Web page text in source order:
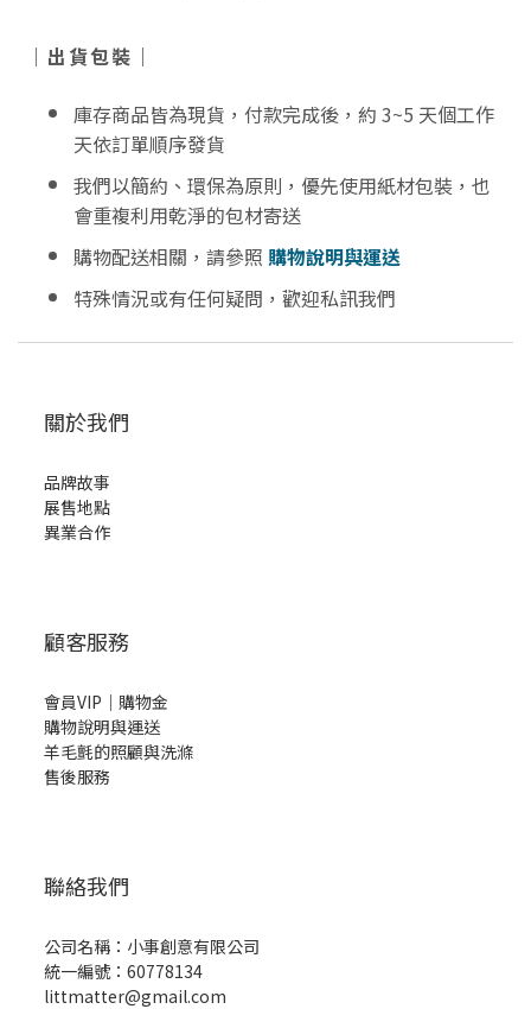
｜出貨包裝｜
庫存商品皆為現貨，付款完成後，約 3~5 天個工作
天依訂單順序發貨
我們以簡約、環保為原則，優先使用紙材包裝，也
會重複利用乾淨的包材寄送
購物配送相關，請參照 購物說明與運送
特殊情況或有任何疑問，歡迎私訊我們
關於我們
品牌故事
展售地點
異業合作
顧客服務
會員VIP｜購物金
購物說明與運送
羊毛氈的照顧與洗滌
售後服務
聯絡我們
公司名稱：小事創意有限公司
統一編號：60778134
littmatter@gmail.com